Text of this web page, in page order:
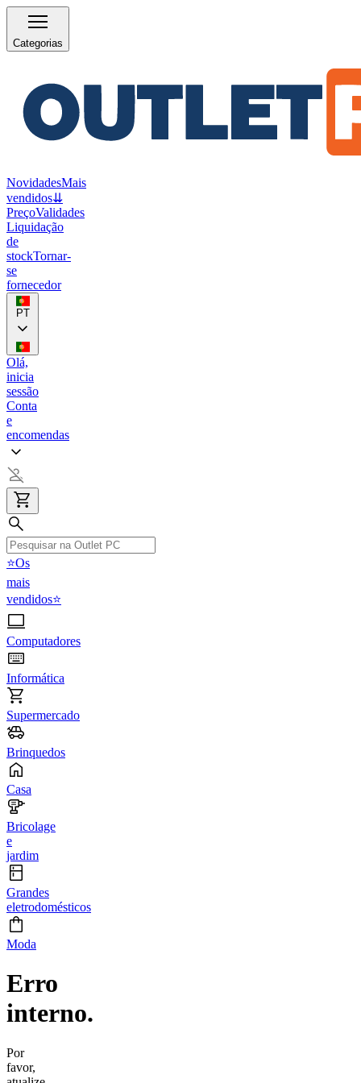
Categorias
NovidadesMais
vendidos⇊
PreçoValidades
Liquidação
de
stockTornar-
se
fornecedor
PT
Olá,
inicia
sessão
Conta
e
encomendas
⭐Os
mais
vendidos⭐
Computadores
Informática
Supermercado
Brinquedos
Casa
Bricolage
e
jardim
Grandes
eletrodomésticos
Moda
Erro
interno.
Por
favor,